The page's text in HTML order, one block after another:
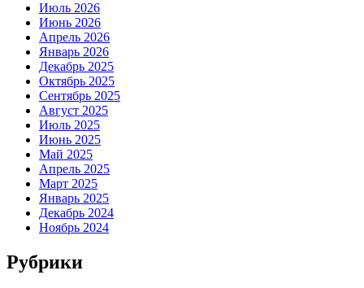
Июль 2026
Июнь 2026
Апрель 2026
Январь 2026
Декабрь 2025
Октябрь 2025
Сентябрь 2025
Август 2025
Июль 2025
Июнь 2025
Май 2025
Апрель 2025
Март 2025
Январь 2025
Декабрь 2024
Ноябрь 2024
Рубрики